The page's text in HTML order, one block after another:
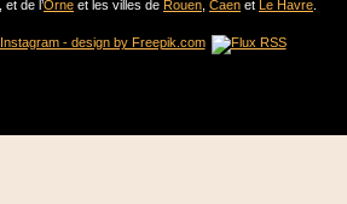
, et de l’Orne et les villes de Rouen Caen et Le Havre